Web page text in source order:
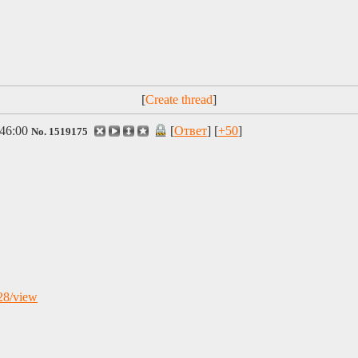
[ ]
No. 1519175 [Ответ] [+50]
view